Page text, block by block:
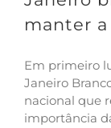
manter
Em primeiro
Janeiro
nacional que
importância